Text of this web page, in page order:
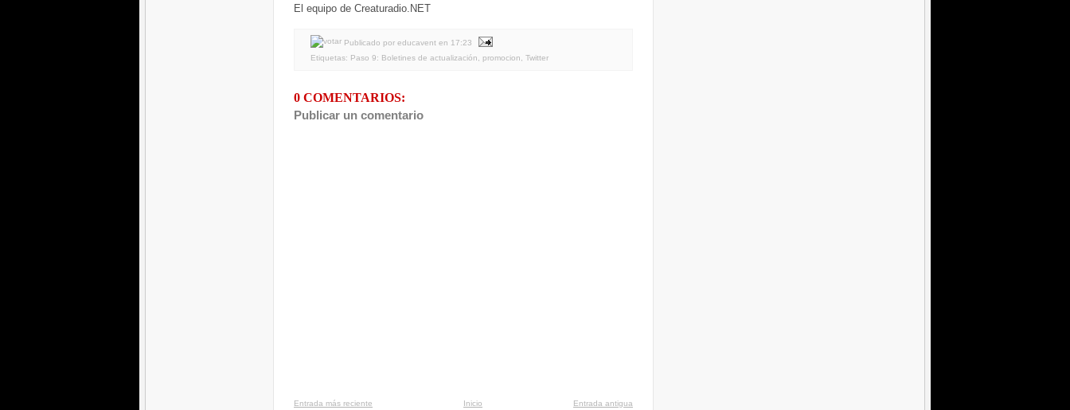
El equipo de Creaturadio.NET
Publicado por educavent en 17:23
Etiquetas: Paso 9: Boletines de actualización promocion Twitter
0 COMENTARIOS:
Publicar un comentario
Entrada más reciente Entrada antigua
Inicio